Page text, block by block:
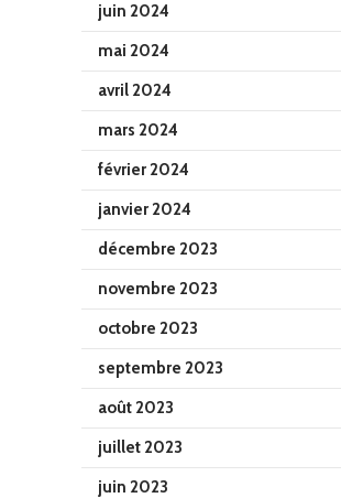
juin 2024
mai 2024
avril 2024
mars 2024
février 2024
janvier 2024
décembre 2023
novembre 2023
octobre 2023
septembre 2023
août 2023
juillet 2023
juin 2023